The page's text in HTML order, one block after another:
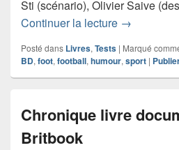
Sti (scénario), Olivier Saive
Continuer la lecture Chronique
→
Posté dans Livres, Tests | Marqué
BD, foot, football, humour, sport |
Chronique livre
Britbook